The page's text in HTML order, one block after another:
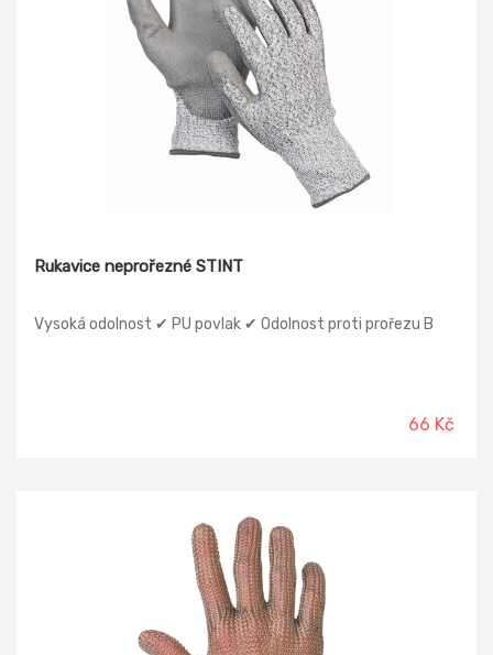
Rukavice neprořezné STINT
Vysoká odolnost ✔ PU povlak ✔ Odolnost proti prořezu B
66 Kč